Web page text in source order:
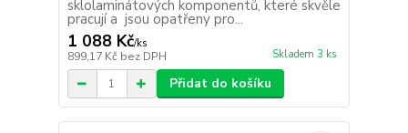
sklolaminátových komponentů, které skvěle
pracují a jsou opatřeny pro...
1 088 Kč/ks
899,17 Kč bez DPH Skladem 3 ks
Přidat do košíku